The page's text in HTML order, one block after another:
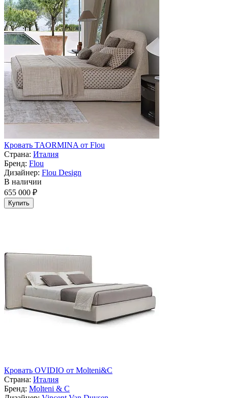
Кровать TAORMINA от Flou
Страна: Италия
Бренд: Flou
Дизайнер: Flou Design
В наличии
655 000 ₽
Купить
Кровать OVIDIO от Molteni&C
Страна: Италия
Бренд: Molteni & C